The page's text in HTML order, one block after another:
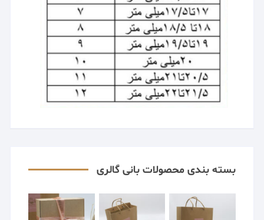
بسته بندی محصولات بانی گالری